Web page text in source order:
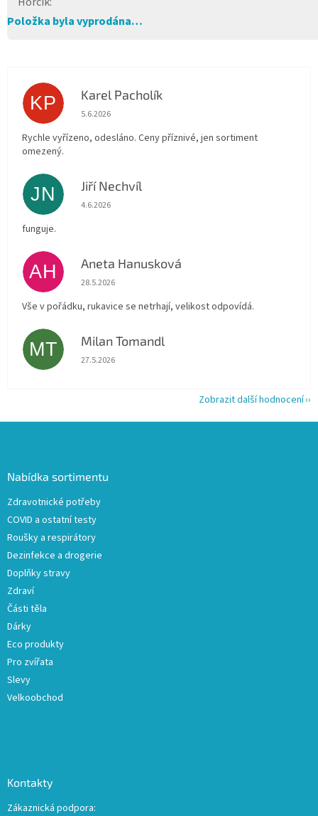
Položka byla vyprodána…
KP Karel Pacholík
Hodnocení obchodu je 4 z 5 hvězdiček.
5.6.2026
Rychle vyřízeno, odesláno. Ceny příznivé, jen sortiment
omezený.
JN Jiří Nechvíl
Hodnocení obchodu je 5 z 5 hvězdiček.
4.6.2026
funguje.
AH Aneta Hanusková
Hodnocení obchodu je 5 z 5 hvězdiček.
28.5.2026
Vše v pořádku, rukavice se netrhají, velikost odpovídá.
MT Milan Tomandl
Hodnocení obchodu je 5 z 5 hvězdiček.
27.5.2026
Zobrazit další hodnocení
Nabídka sortimentu
Zdravotnické potřeby
COVID a ostatní testy
Roušky a respirátory
Dezinfekce a drogerie
Doplňky stravy
Zdraví
Části těla
Dárky
Eco produkty
Pro zvířata
Slevy
Velkoobchod
Kontakty
Zákaznická podpora: